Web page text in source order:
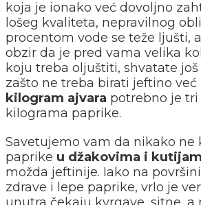
koja je ionako već dovoljno
lošeg kvaliteta, nepravilnog
procentom vode se teže ljušti,
obzir da je pred vama velika
koju treba oljuštiti, shvatate
zašto ne treba birati jeftino već
kilogram ajvara potrebno je
kilograma paprike.
Savetujemo vam da nikako ne
paprike u džakovima i kutijam
možda jeftinije. Iako na
zdrave i lepe paprike, vrlo je